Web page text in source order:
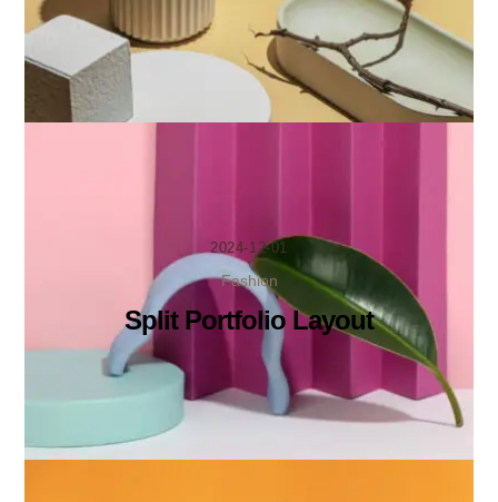
2024-12-01
Fashion
Split Portfolio Layout